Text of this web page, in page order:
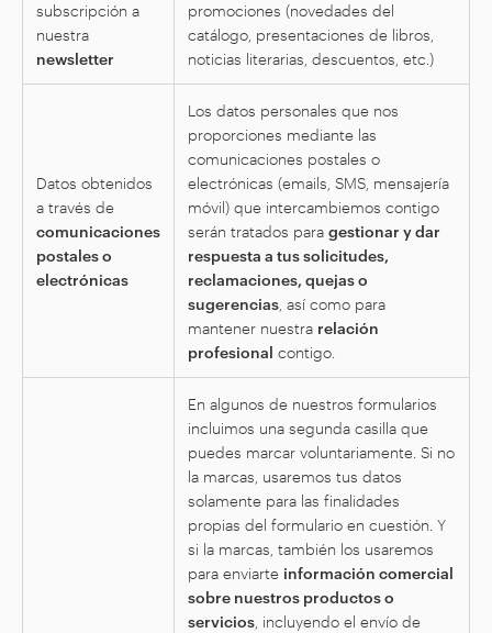
subscripción a
nuestra
newsletter
promociones (novedades del
catálogo, presentaciones de libros,
noticias literarias, descuentos, etc.)
Datos obtenidos
a través de
comunicaciones
postales o
electrónicas
Los datos personales que nos
proporciones mediante las
comunicaciones postales o
electrónicas (emails, SMS, mensajería
móvil) que intercambiemos contigo
serán tratados para gestionar y dar
respuesta a tus solicitudes,
reclamaciones, quejas o
sugerencias , así como para
mantener nuestra relación
profesional contigo.
En algunos de nuestros formularios
incluimos una segunda casilla que
puedes marcar voluntariamente. Si no
la marcas, usaremos tus datos
solamente para las finalidades
propias del formulario en cuestión. Y
si la marcas, también los usaremos
para enviarte información comercial
sobre nuestros productos o
servicios , incluyendo el envío de